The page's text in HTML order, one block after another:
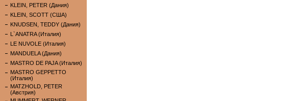
KLEIN, PETER (Дания)
KLEIN, SCOTT (США)
KNUDSEN, TEDDY (Дания)
L`ANATRA (Италия)
LE NUVOLE (Италия)
MANDUELA (Дания)
MASTRO DE PAJA (Италия)
MASTRO GEPPETTO
(Италия)
MATZHOLD, PETER
(Австрия)